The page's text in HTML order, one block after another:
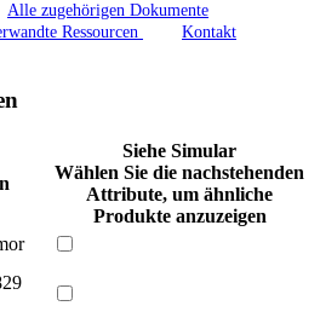
Alle zugehörigen Dokumente
Ressourcen Kontakt
Siehe Simular
Wählen Sie die nachstehenden
Attribute, um ähnliche
Produkte anzuzeigen